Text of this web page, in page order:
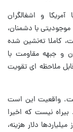
و اشغالگران
با دشمنان،
کاملا ته‌نشین شده
و جبهه مقاومت با
ملاحظه ای تقویت
واقعیت این است
نیست که اخیرا
دلار هزینه،